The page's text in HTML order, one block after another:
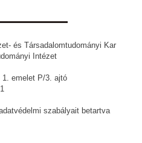
és Társadalomtudományi Kar
Intézet
emelet P/3. ajtó
szabályait betartva